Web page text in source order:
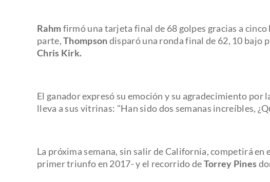
Rahmfirmó una tarjeta final de 68 golpes gracias a cinco
parte,Thompsondisparó una ronda final de 62, 10 bajo
Chris Kirk.
El ganador expresó su emoción y su agradecimiento por
lleva a sus vitrinas: "Han sido dos semanas increíbles,
La próxima semana, sin salir de California, competirá en
primer triunfo en 2017- y el recorrido deTorrey Pines